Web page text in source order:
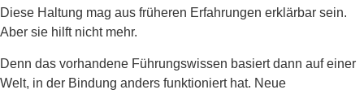
Diese Haltung mag aus früheren Erfahrungen erklärbar sein.
Aber sie hilft nicht mehr.
Denn das vorhandene Führungswissen basiert dann auf einer
Welt, in der Bindung anders funktioniert hat. Neue